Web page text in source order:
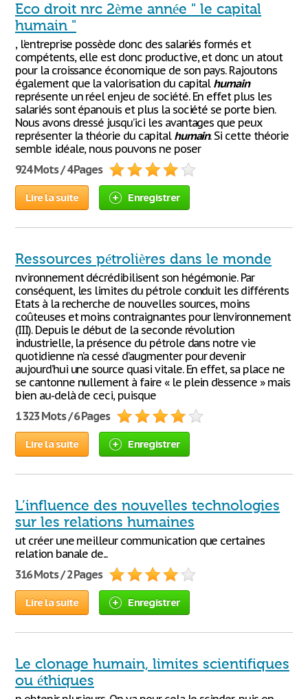
Eco droit nrc 2ème année " le capital
humain "
, l’entreprise possède donc des salariés formés et
compétents, elle est donc productive, et donc un atout
pour la croissance économique de son pays. Rajoutons
également que la valorisation du capital humain
représente un réel enjeu de société. En effet plus les
salariés sont épanouis et plus la société se porte bien.
Nous avons dressé jusqu’ici les avantages que peux
représenter la théorie du capital humain. Si cette théorie
semble idéale, nous pouvons ne poser
924 Mots / 4 Pages
Lire la suite Enregistrer
Ressources pétrolières dans le monde
nvironnement décrédibilisent son hégémonie. Par
conséquent, les limites du pétrole conduit les différents
Etats à la recherche de nouvelles sources, moins
coûteuses et moins contraignantes pour l’environnement
(III). Depuis le début de la seconde révolution
industrielle, la présence du pétrole dans notre vie
quotidienne n’a cessé d’augmenter pour devenir
aujourd’hui une source quasi vitale. En effet, sa place ne
se cantonne nullement à faire « le plein d’essence » mais
bien au-delà de ceci, puisque
1 323 Mots / 6 Pages
Lire la suite Enregistrer
L’influence des nouvelles technologies
sur les relations humaines
ut créer une meilleur communication que certaines
relation banale de...
316 Mots / 2 Pages
Lire la suite Enregistrer
Le clonage humain, limites scientifiques
ou éthiques